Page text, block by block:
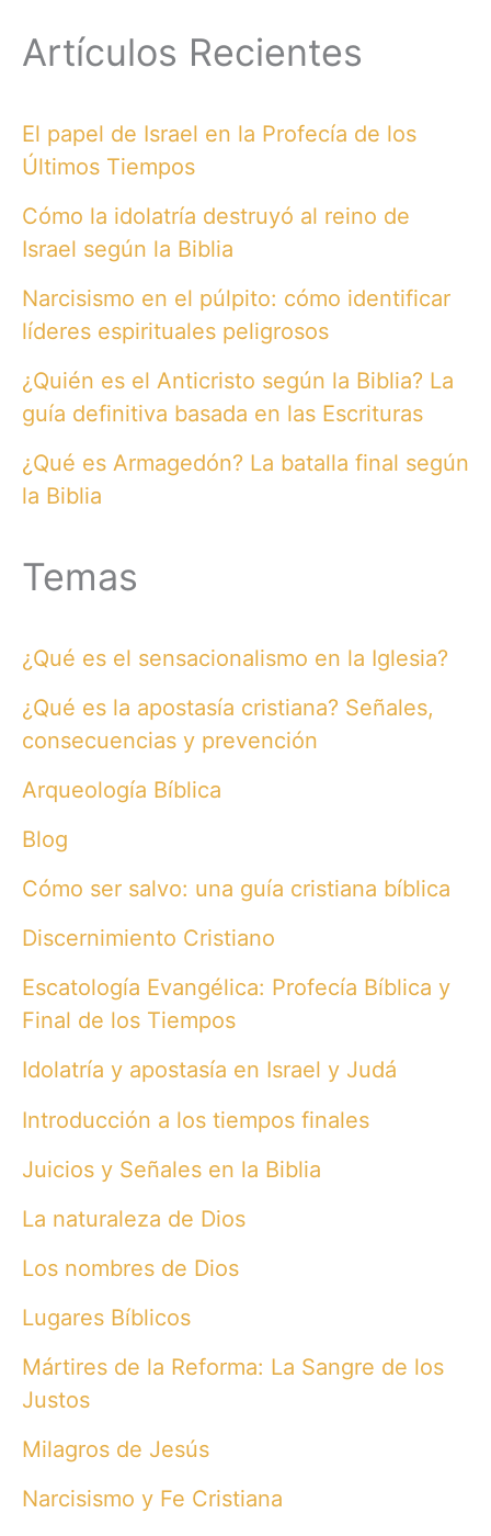
Artículos Recientes
El papel de Israel en la Profecía de los
Últimos Tiempos
Cómo la idolatría destruyó al reino de
Israel según la Biblia
Narcisismo en el púlpito: cómo identificar
líderes espirituales peligrosos
¿Quién es el Anticristo según la Biblia? La
guía definitiva basada en las Escrituras
¿Qué es Armagedón? La batalla final según
la Biblia
Temas
¿Qué es el sensacionalismo en la Iglesia?
¿Qué es la apostasía cristiana? Señales,
consecuencias y prevención
Arqueología Bíblica
Blog
Cómo ser salvo: una guía cristiana bíblica
Discernimiento Cristiano
Escatología Evangélica: Profecía Bíblica y
Final de los Tiempos
Idolatría y apostasía en Israel y Judá
Introducción a los tiempos finales
Juicios y Señales en la Biblia
La naturaleza de Dios
Los nombres de Dios
Lugares Bíblicos
Mártires de la Reforma: La Sangre de los
Justos
Milagros de Jesús
Narcisismo y Fe Cristiana